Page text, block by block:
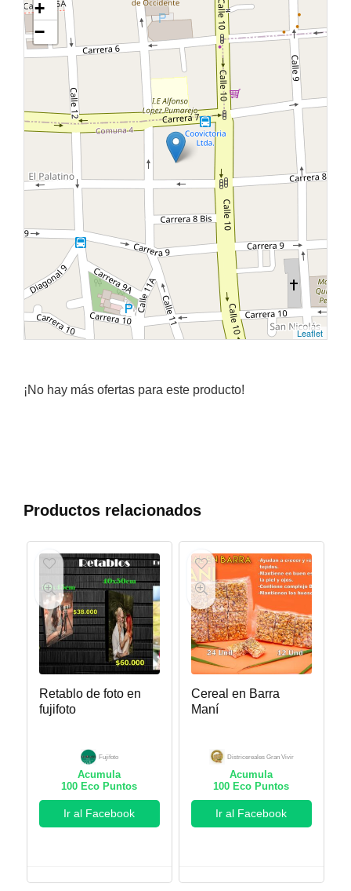
+
−
Leaflet
¡No hay más ofertas para este producto!
Productos relacionados
Retablo de foto en
fujifoto
Fujifoto
Acumula
100 Eco Puntos
Ir al Facebook
Cereal en Barra
Maní
Districereales Gran Vivir
Acumula
100 Eco Puntos
Ir al Facebook